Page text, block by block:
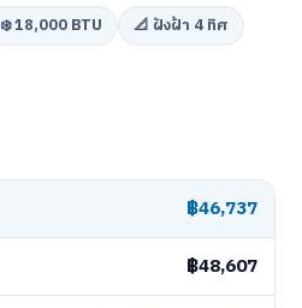
❄️ 18,000 BTU
📐 ฝังฝ้า 4 ทิศ
฿46,737
฿48,607